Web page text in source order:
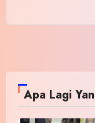
Apa Lagi